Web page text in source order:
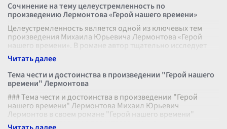
Сочинение на тему целеустремленность по
произведению Лермонтова «Герой нашего времени»
Целеустремленность является одной из ключевых тем
произведения Михаила Юрьевича Лермонтова «Герой
нашего времени». В романе автор тщательно исследует
характеры своих героев, раскры
Тема чести и достоинства в произведении "Герой нашего
времени" Лермонтова
### Тема чести и достоинства в произведении "Герой
нашего времени" Лермонтова Михаил Юрьевич
Лермонтов в своем романе "Герой нашего времени"
создает многогранное повествование, на